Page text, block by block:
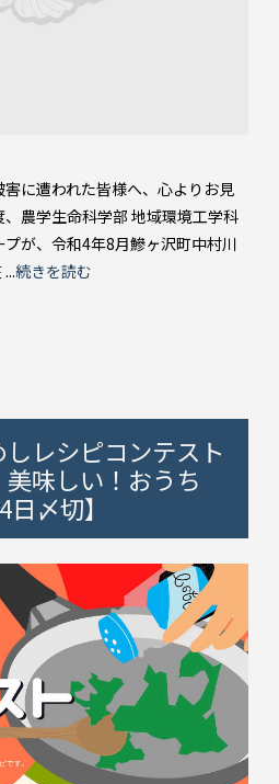
に遭われた皆様へ、心よりお見
農学生命科学部 地域環境工学科
が、令和4年8月鰺ヶ沢町中村川
続きを読む
レシピコンテスト
味しい！おうち
〆切】